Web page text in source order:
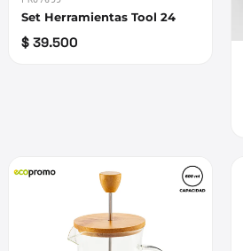
Set Herramientas Tool 24
$ 39.500